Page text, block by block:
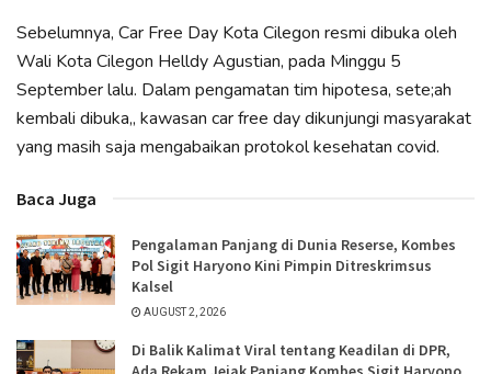
Sebelumnya, Car Free Day Kota Cilegon resmi dibuka oleh
Wali Kota Cilegon Helldy Agustian, pada Minggu 5
September lalu. Dalam pengamatan tim hipotesa, sete;ah
kembali dibuka,, kawasan car free day dikunjungi masyarakat
yang masih saja mengabaikan protokol kesehatan covid.
Baca Juga
Pengalaman Panjang di Dunia Reserse, Kombes
Pol Sigit Haryono Kini Pimpin Ditreskrimsus
Kalsel
AUGUST 2, 2026
Di Balik Kalimat Viral tentang Keadilan di DPR,